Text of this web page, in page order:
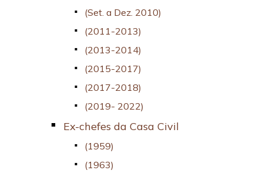
(Set. a Dez. 2010)
(2011-2013)
(2013-2014)
(2015-2017)
(2017-2018)
(2019- 2022)
Ex-chefes da Casa Civil
(1959)
(1963)